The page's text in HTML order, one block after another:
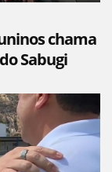
chama
Sabugi